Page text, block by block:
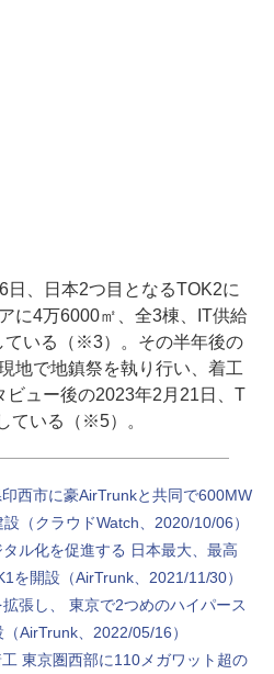
、日本2つ目となるTOK2に
に4万6000㎡、全3棟、IT供給
ている（※3）。その半年後の
地で地鎮祭を執り行い、着工
ュー後の2023年2月21日、T
ている（※5）。
西市に豪AirTrunkと共同で600MW
（クラウドWatch、2020/10/06）
ル化を促進する 日本最大、最高
を開設（AirTrunk、2021/11/30）
張し、 東京で2つめのハイパース
AirTrunk、2022/05/16）
東京圏西部に110メガワット超の